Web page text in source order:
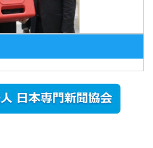
2026年8月5日
更新
農工大で大